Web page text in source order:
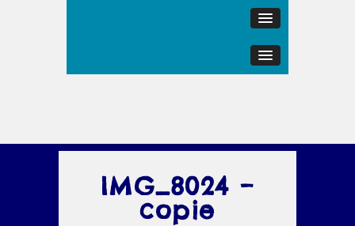
IMG_8024 –
copie